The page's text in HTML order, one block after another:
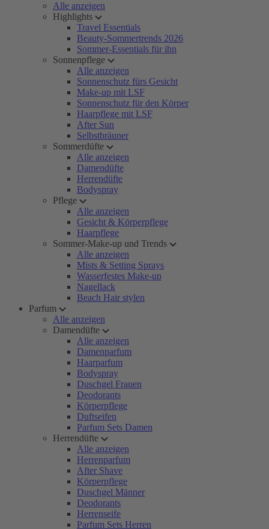
Alle anzeigen
Highlights
Travel Essentials
Beauty-Sommertrends 2026
Sommer-Essentials für ihn
Sonnenpflege
Alle anzeigen
Sonnenschutz fürs Gesicht
Make-up mit LSF
Sonnenschutz für den Körper
Haarpflege mit LSF
After Sun
Selbstbräuner
Sommerdüfte
Alle anzeigen
Damendüfte
Herrendüfte
Bodyspray
Pflege
Alle anzeigen
Gesicht & Körperpflege
Haarpflege
Sommer-Make-up und Trends
Alle anzeigen
Mists & Setting Sprays
Wasserfestes Make-up
Nagellack
Beach Hair stylen
Parfum
Alle anzeigen
Damendüfte
Alle anzeigen
Damenparfum
Haarparfum
Bodyspray
Duschgel Frauen
Deodorants
Körperpflege
Duftseifen
Parfum Sets Damen
Herrendüfte
Alle anzeigen
Herrenparfum
After Shave
Körperpflege
Duschgel Männer
Deodorants
Herrenseife
Parfum Sets Herren